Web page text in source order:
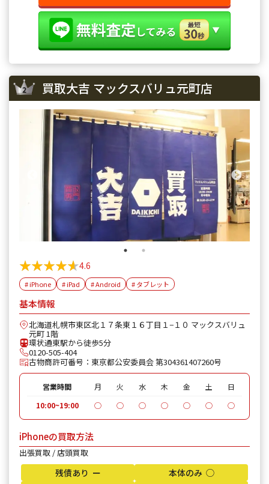
買取大吉 マックスバリュ元町店
★★★★★
★★★★★4.6
# iPhone # iPad # Android # タブレット
基本情報
北海道札幌市東区北１７条東１６丁目１−１０ マックスバリュ
元町 1階
環状通東駅から徒歩5分
0120-505-404
古物商許可番号：東京都公安委員会 第304361407260号
営業時間 月 火 水 木 金 土
日
10:00~19:00
◯ ◯ ◯ ◯ ◯ ◯ ◯
iPhoneの買取方法
出張買取 / 店頭買取
残債あり ー
本体のみ ◯